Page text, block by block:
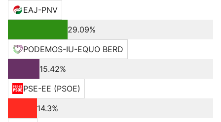
EAJ-PNV
29.09%
PODEMOS-IU-EQUO BERD
15.42%
PSE-EE (PSOE)
14.3%